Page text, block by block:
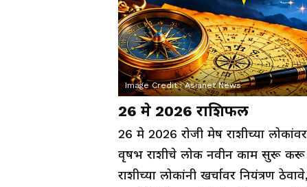
Image Credit :Asianet News
26 मे 2026 राशिफल
26 मे 2026 रोजी मेष राशीच्या
वृषभ राशीचे लोक नवीन काम सुरू करू
राशीच्या लोकांनी खर्चावर नियंत्रण